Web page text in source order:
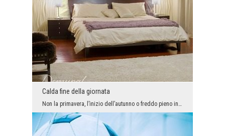
Calda fine della giornata
Non la primavera, l’inizio dell’autunno o freddo pieno inverno, ma la fine dell’estate viene cons...